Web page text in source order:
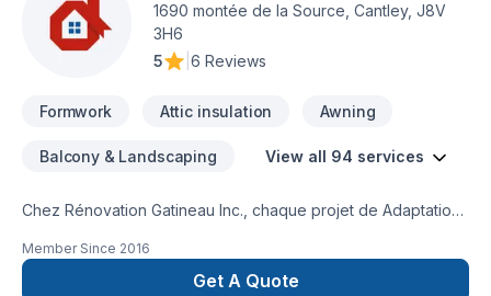
1690 montée de la Source, Cantley, J8V
3H6
5
6 Reviews
Formwork Attic insulation Awning
Balcony & Landscaping View all 94 services
Chez Rénovation Gatineau Inc., chaque projet de Adaptation
Armoires, Balcon, Balcon de bois, Béton, Calfeutrage,
Carrelage, Charpentier, Clôture, Coffrage, Crépis, Cuisine,
Member Since 2016
Get A Quote